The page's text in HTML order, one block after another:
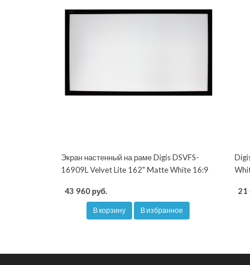
Экран настенный на раме Digis DSVFS-
16909L Velvet Lite 162" Matte White 16:9
43 960 руб.
В корзину В избранное
21